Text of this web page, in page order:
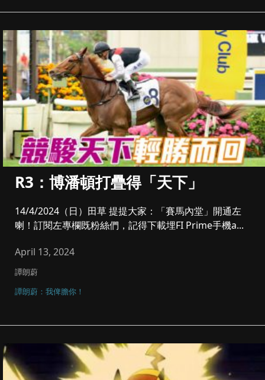
R3：博潘頓打疊得「天下」
14/4/2024（日）田草 提提大家：「賽馬內堂」開通左
喇！訂閱左專欄既粉絲們，記得下載埋FI Prime手機a...
April 13, 2024
譚朗蔚
譚朗蔚：我俾膽你！